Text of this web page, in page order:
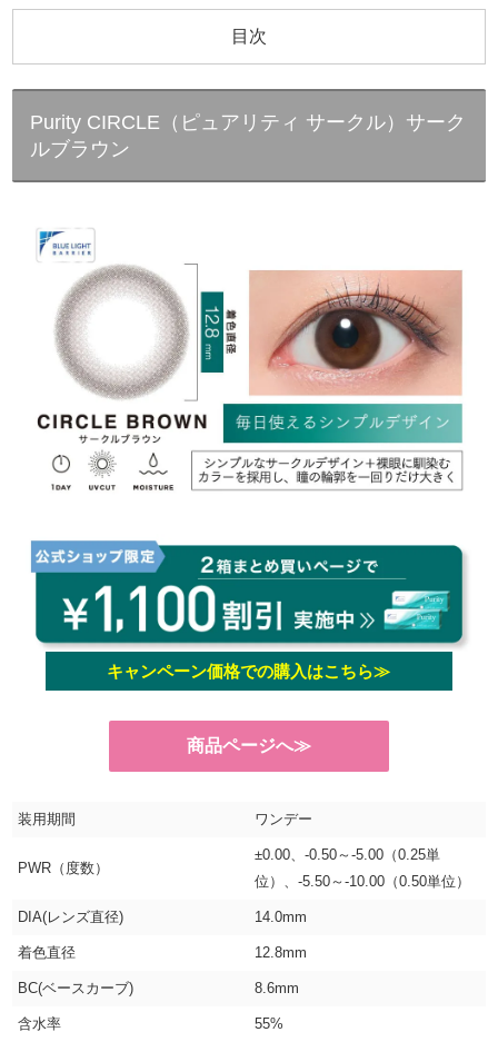
目次
Purity CIRCLE（ピュアリティ サークル）サーク
ルブラウン
キャンペーン価格での購入はこちら≫
商品ページへ≫
装用期間 ワンデー
PWR（度数）
±0.00、-0.50～-5.00（0.25単
位）、-5.50～-10.00（0.50単位）
DIA(レンズ直径) 14.0mm
着色直径 12.8mm
BC(ベースカーブ) 8.6mm
含水率 55%